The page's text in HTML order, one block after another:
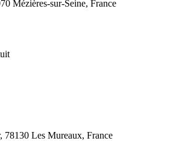
Mézières-sur-Seine, France
78130 Les Mureaux, France